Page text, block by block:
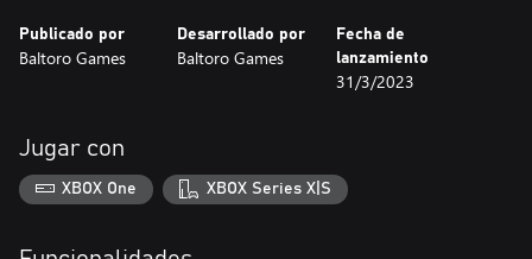
Publicado por
Baltoro Games
Desarrollado por
Baltoro Games
Fecha de
lanzamiento
31/3/2023
Jugar con
XBOX One XBOX Series X|S